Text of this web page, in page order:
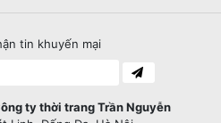
tin khuyến mại
ty thời trang Trần Nguyễn